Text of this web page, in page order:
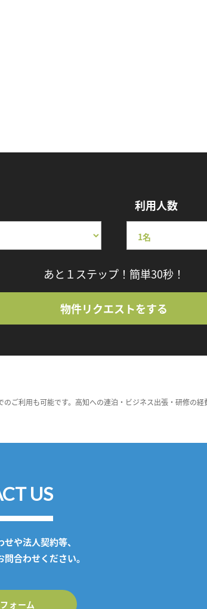
利用人数
あと１ステップ！簡単30秒！
物件リクエストをする
ご利用も可能です。高知への連泊・ビジネス出張・研修の
US
や法人契約等、
合わせください。
ォーム